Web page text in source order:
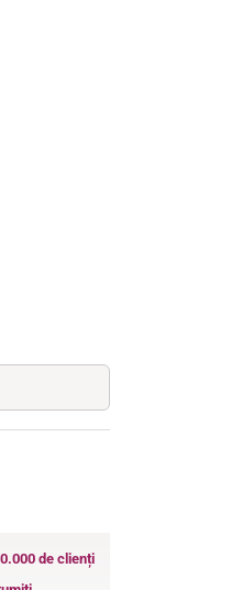
de clienți